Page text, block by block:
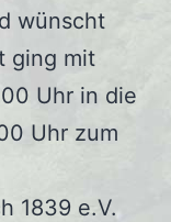
wünscht
ging mit
Uhr in die
Uhr zum
1839 e.V.